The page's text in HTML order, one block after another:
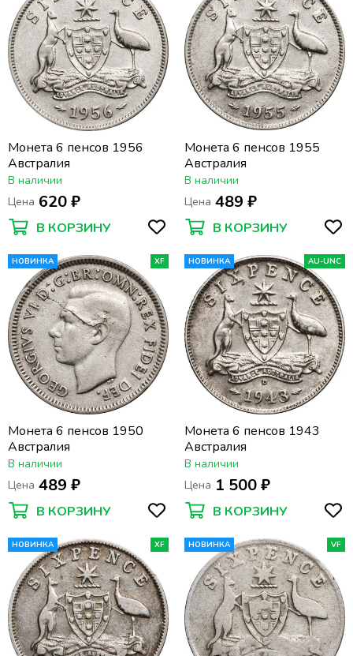
Монета 6 пенсов 1956
Австралия
В наличии
Цена 620 ₽
В КОРЗИНУ
Монета 6 пенсов 1955
Австралия
В наличии
Цена 489 ₽
В КОРЗИНУ
НОВИНКА XF
Монета 6 пенсов 1950
Австралия
В наличии
Цена 489 ₽
В КОРЗИНУ
НОВИНКА AU-UNC
Монета 6 пенсов 1943
Австралия
В наличии
Цена 1 500 ₽
В КОРЗИНУ
НОВИНКА XF НОВИНКА VF